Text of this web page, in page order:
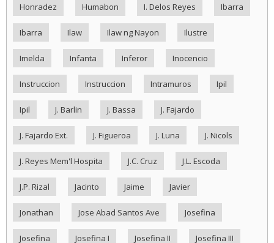
Honradez Humabon I. Delos Reyes Ibarra
Ibarra Ilaw Ilaw ng Nayon Ilustre
Imelda Infanta Inferor Inocencio
Instruccion Instruccion Intramuros Ipil
Ipil J. Barlin J. Bassa J. Fajardo
J. Fajardo Ext. J. Figueroa J. Luna J. Nicols
J. Reyes Mem'l Hospita J.C. Cruz J.L. Escoda
J.P. Rizal Jacinto Jaime Javier
Jonathan Jose Abad Santos Ave Josefina
Josefina Josefina I Josefina II Josefina III